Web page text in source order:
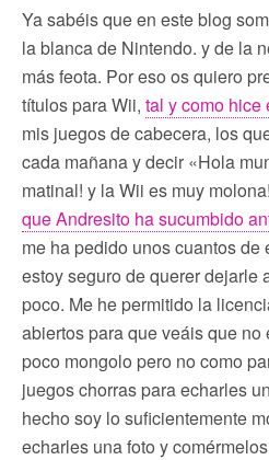
Ya sabéis que en este blog
la blanca de Nintendo. y de la
más feota. Por eso os quiero
títulos para Wii, tal y como hice
mis juegos de cabecera, los
cada mañana y decir «Hola
matinal! y la Wii es muy
que Andresito ha sucumbido
me ha pedido unos cuantos de
estoy seguro de querer dejarle
poco. Me he permitido la
abiertos para que veáis que no
poco mongolo pero no como
juegos chorras para echarles
hecho soy lo suficientemente
echarles una foto y